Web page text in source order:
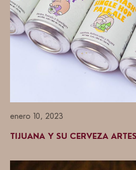
enero 10, 2023
TIJUANA Y SU CERVEZA